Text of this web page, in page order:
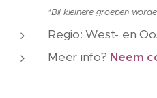
*Bij kleinere groepen
Regio: West- en
Meer info? Neem